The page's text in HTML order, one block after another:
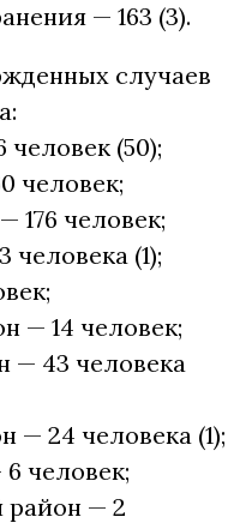
— 163 (3).
случаев
(50);
человек;
176 человек;
человека (1);
— 14 человек;
— 43 человека
— 24 человека (1);
человек;
район — 2